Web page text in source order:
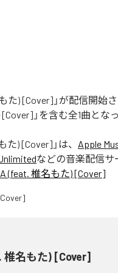
た) [Cover]」が配信開始
」を含む全1曲とな
た) [Cover] 」は、 Apple
などの音楽配信サ
(feat. 椎名もた) [Cover]
名もた) [Cover]